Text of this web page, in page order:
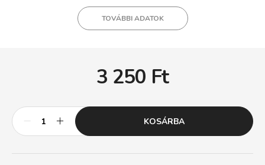
TOVÁBBI ADATOK
3 250 Ft
KOSÁRBA